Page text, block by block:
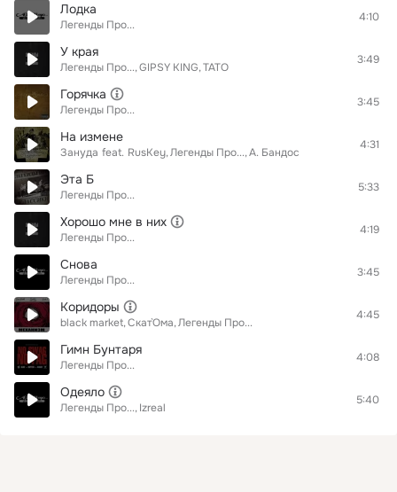
Лодка
Легенды Про...
4:10
У края
Легенды Про... GIPSY KING ТАТО
3:49
Горячка
Легенды Про...
3:45
На измене
Зануда feat. RusKey Легенды Про... А. Бандос
4:31
Эта Б
Легенды Про...
5:33
Хорошо мне в них
Легенды Про...
4:19
Снова
Легенды Про...
3:45
Коридоры
black market Скат`Ома Легенды Про...
4:45
Гимн Бунтаря
Легенды Про...
4:08
Одеяло
Легенды Про... Izreal
5:40